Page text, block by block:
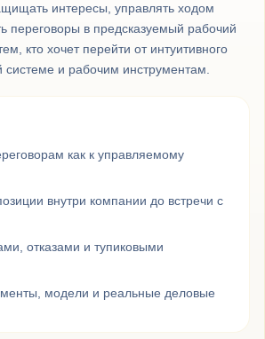
интересы, управлять ходом
переговоры в предсказуемый рабочий
кто хочет перейти от интуитивного
и рабочим инструментам.
как к управляемому
внутри компании до встречи с
отказами и тупиковыми
модели и реальные деловые